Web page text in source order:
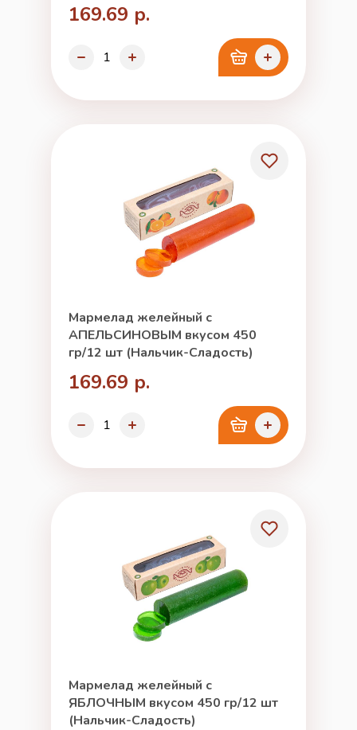
169.69 р.
Мармелад желейный с
АПЕЛЬСИНОВЫМ вкусом 450
гр/12 шт (Нальчик-Сладость)
169.69 р.
Мармелад желейный с
ЯБЛОЧНЫМ вкусом 450 гр/12 шт
(Нальчик-Сладость)